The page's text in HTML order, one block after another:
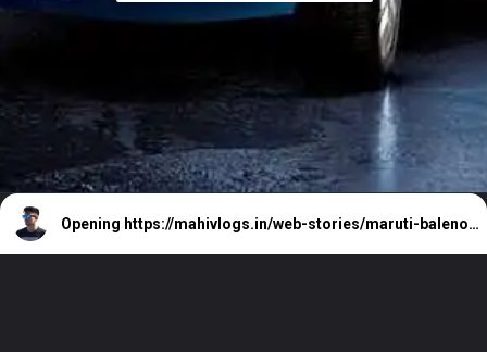
Opening https://mahivlogs.in/web-stories/maruti-baleno-breeza/